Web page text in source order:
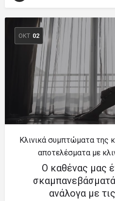
ΟΚΤ 02
Κλινικά συμπτώματα της
αποτελέσματα με
Ο καθένας μας
ανάλογα με